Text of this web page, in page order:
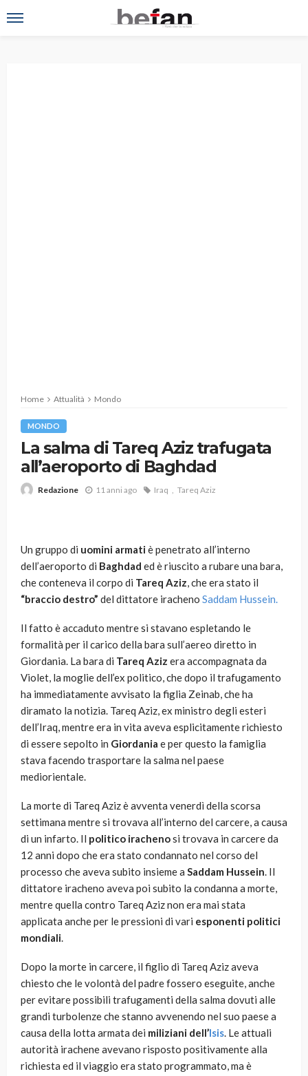
Home Attualità Mondo
MONDO
La salma di Tareq Aziz trafugata
all’aeroporto di Baghdad
Redazione 11 anni ago Iraq Tareq Aziz
Un gruppo di uomini armatiè penetrato all’interno
dell’aeroporto di Baghdad ed è riuscito a rubare una bara,
che conteneva il corpo di Tareq Aziz, che era stato il
“braccio destro” del dittatore iracheno Saddam Hussein.
Il fatto è accaduto mentre si stavano espletando le
formalità per il carico della bara sull’aereo diretto in
Giordania. La bara di Tareq Aziz era accompagnata da
Violet, la moglie dell’ex politico, che dopo il trafugamento
ha immediatamente avvisato la figlia Zeinab, che ha
diramato la notizia. Tareq Aziz, ex ministro degli esteri
dell’Iraq, mentre era in vita aveva esplicitamente richiesto
di essere sepolto in Giordania e per questo la famiglia
stava facendo trasportare la salma nel paese
mediorientale.
La morte di Tareq Aziz è avventa venerdì della scorsa
settimana mentre si trovava all’interno del carcere, a causa
di un infarto. Il politico irachenosi trovava in carcere da
12 anni dopo che era stato condannato nel corso del
processo che aveva subito insieme a Saddam Hussein. Il
dittatore iracheno aveva poi subito la condanna a morte,
mentre quella contro Tareq Aziz non era mai stata
applicata anche per le pressioni di vari esponenti politici
mondiali.
Dopo la morte in carcere, il figlio di Tareq Aziz aveva
chiesto che le volontà del padre fossero eseguite, anche
per evitare possibili trafugamenti della salma dovuti alle
grandi turbolenze che stanno avvenendo nel suo paese a
causa della lotta armata dei miliziani dell’Isis. Le attuali
autorità irachene avevano risposto positivamente alla
richiesta ed il viaggio era stato programmato, ma è